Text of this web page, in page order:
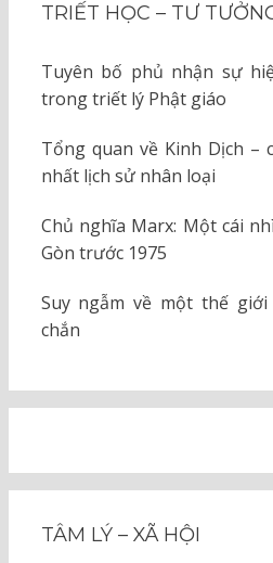
TRIẾT HỌC – TƯ
Tuyên bố phủ nhận sự
trong triết lý Phật giáo
Tổng quan về Kinh Dịch –
nhất lịch sử nhân loại
Chủ nghĩa Marx: Một cái
Gòn trước 1975
Suy ngẫm về một thế
chắn
TÂM LÝ – XÃ HỘI